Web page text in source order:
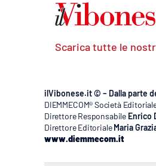
Scarica tutte le
ilVibonese.it © – Dalla parte
DIEMMECOM® Società
Direttore Responsabile Enrico
Direttore Editoriale Maria
www.diemmecom.it